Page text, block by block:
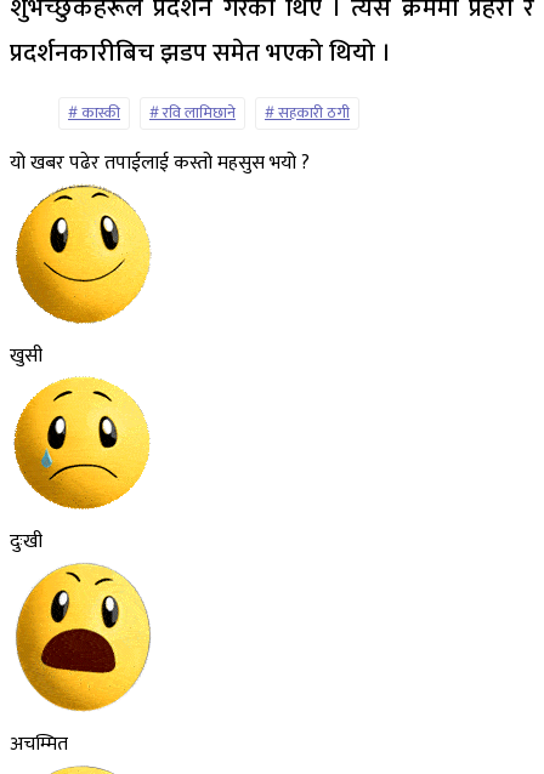
प्रदर्शनकारीबिच झडप समेत भएको थियो ।
कास्की रवि लामिछाने सहकारी ठगी
यो खबर पढेर तपाईलाई कस्तो महसुस भयो ?
खुसी
दुःखी
अचम्मित